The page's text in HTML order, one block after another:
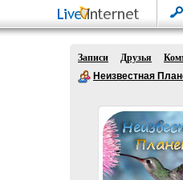
Записи Друзья
Неизвестная